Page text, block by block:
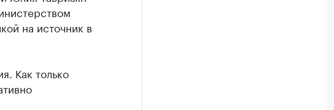
на источник в
Как только